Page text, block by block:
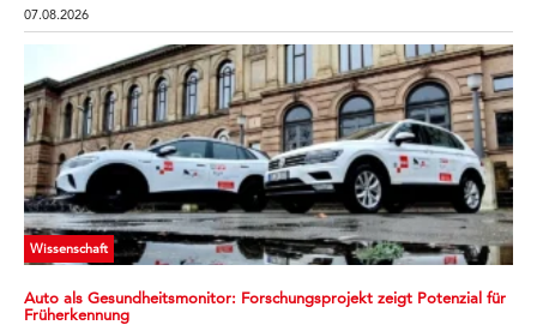
07.08.2026
Wissenschaft
Auto als Gesundheitsmonitor: Forschungsprojekt zeigt Potenzial für
Früherkennung